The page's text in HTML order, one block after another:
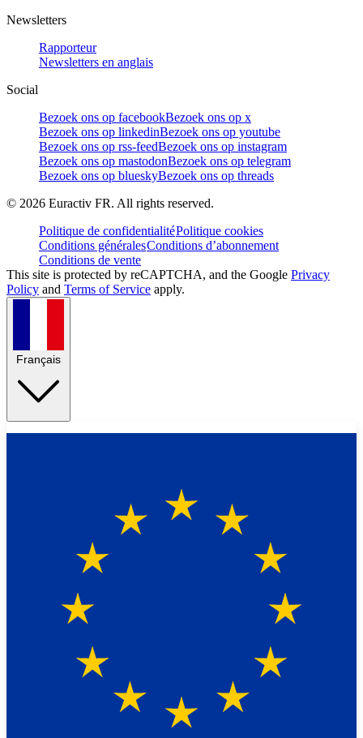
Newsletters
Rapporteur
Newsletters en anglais
Social
Bezoek ons op facebookBezoek ons op x
Bezoek ons op linkedinBezoek ons op youtube
Bezoek ons op rss-feedBezoek ons op instagram
Bezoek ons op mastodonBezoek ons op telegram
Bezoek ons op blueskyBezoek ons op threads
© 2026 Euractiv FR. All rights reserved.
Politique de confidentialitéPolitique cookies
Conditions généralesConditions d’abonnement
Conditions de vente
This site is protected by reCAPTCHA, and the Google Privacy
Policy and Terms of Service apply.
Français